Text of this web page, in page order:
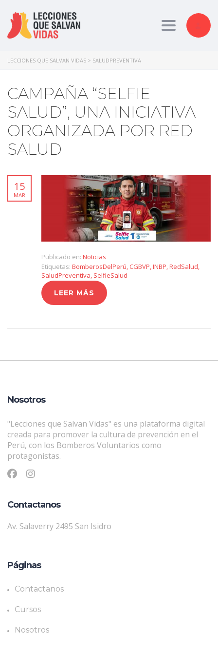
Toggle
LECCIONES QUE SALVAN VIDAS > SALUDPREVENTIVA
CAMPAÑA “SELFIE
SALUD”, UNA INICIATIVA
ORGANIZADA POR RED
SALUD
15
MAR
Publicado en: Noticias
Etiquetas: BomberosDelPerú, CGBVP,INBP,RedSalud,
SaludPreventiva, SelfieSalud
LEER MÁS
Nosotros
"Lecciones que Salvan Vidas" es una plataforma digital
creada para promover la cultura de prevención en el
Perú, con los Bomberos Voluntarios como
protagonistas.
Contactanos
Av. Salaverry 2495 San Isidro
Páginas
Contactanos
Cursos
Nosotros